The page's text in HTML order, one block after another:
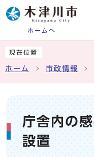
ホームへ
現在位置
ホーム 市政情報
庁舎内の
設置